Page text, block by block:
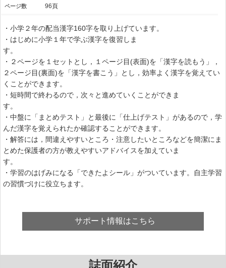
ページ数 96頁
・小学２年の配当漢字160字を取り上げています。
・はじめに小学１年で学ぶ漢字を復習しま
す
・２ページを１セットとし，１ページ目(表面)を「漢字を読もう」，
２ページ目(裏面)を「漢字を書こう」とし，効率よく漢字を覚えてい
くことができます。
・短時間で終わるので，次々と進めていくことができま
す
・中盤に「まとめテスト」と最後に「仕上げテスト」があるので，学
んだ漢字を覚えられたか確認することができます。
・解答には，間違えやすいところ・注意したいところなどを簡潔にま
とめた保護者の方が教えやすいアドバイスを加えていま
す。
・学習のはげみになる「できたよシール」がついています。自主学習
の習慣づけに役立ちます。
サポート情報はこちら
誌面紹介